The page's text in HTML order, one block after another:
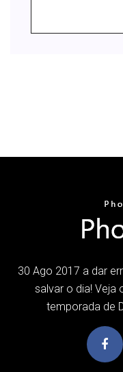
30 Ago 2017 a dar
salvar o dia! Veja
temporada de